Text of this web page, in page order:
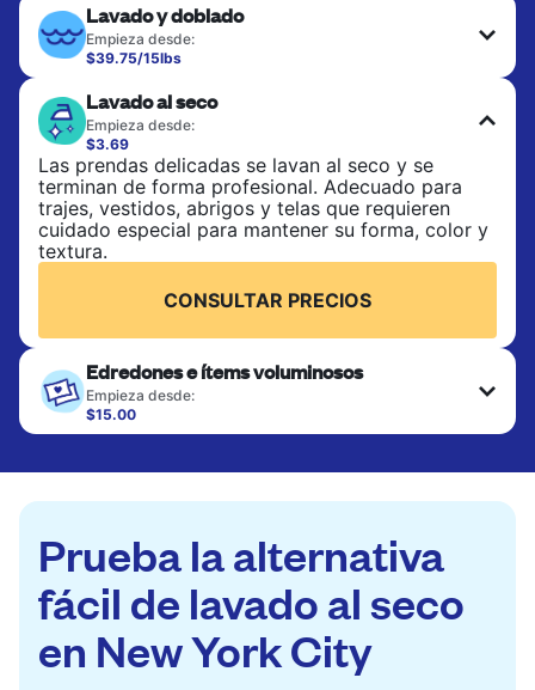
Lavado y doblado
Empieza desde:
$39.75/15lbs
Las prendas se lavan a 90°F y se secan en
secadora, con 130°F disponible a solicitud. No
incluye planchado. Elige lavado mixto o lavado
separado.
CONSULTAR PRECIOS
Lavado al seco
Empieza desde:
$3.69
Las prendas delicadas se lavan al seco y se
terminan de forma profesional. Adecuado para
trajes, vestidos, abrigos y telas que requieren
cuidado especial para mantener su forma, color y
textura.
CONSULTAR PRECIOS
Edredones e ítems voluminosos
Empieza desde:
$15.00
Los artículos grandes como edredones, mantas y
completamente. Diseñado para refrescar piezas
más pesadas que no caben en una lavadora
CONSULTAR PRECIOS
Prueba la alternativa
fácil de lavado al seco
en New York City